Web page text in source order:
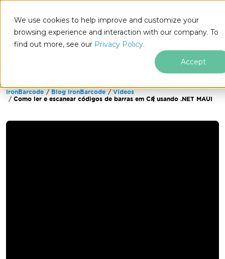
We use cookies to help improve and customize your
browsing experience and interaction with our company. To
find out more, see our Privacy Policy.
Accept
Ir para o conteúdo do rodapé
IronBarcode Blog IronBarcode
Vídeos
Como ler e escanear códigos de barras em C# usando .NET MAUI